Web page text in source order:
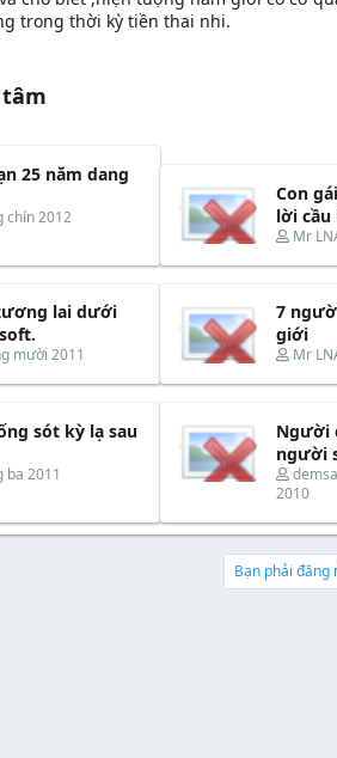
trong thời kỳ tiền thai nhi.
25 năm dang
chín 2012
Con
lời cầu
T
r
a
d
s
a
t
e
r
Mr
lai dưới
mười 2011
7
giới
T
r
a
d
s
t
r
e
Mr
sót kỳ lạ sau
ba 2011
Người
người
T
h
e
d
s
2010
Bạn phải đăng